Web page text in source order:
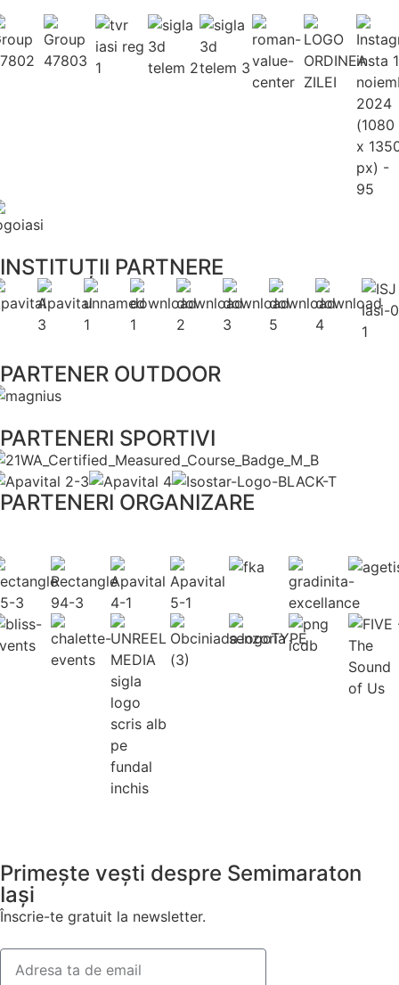
INSTITUȚII PARTNERE
PARTENER OUTDOOR
PARTENERI SPORTIVI
PARTENERI ORGANIZARE
Primește vești despre Semimaraton
Iași
Înscrie-te gratuit la newsletter.